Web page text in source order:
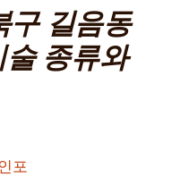
구 길음동
종류와
포